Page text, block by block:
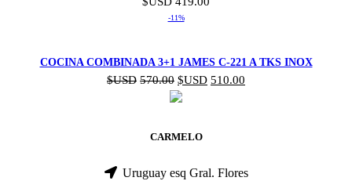
-11%
COCINA COMBINADA 3+1 JAMES C-221 A TKS INOX
$USD 570.00 $USD 510.00
CARMELO
Uruguay esq Gral. Flores